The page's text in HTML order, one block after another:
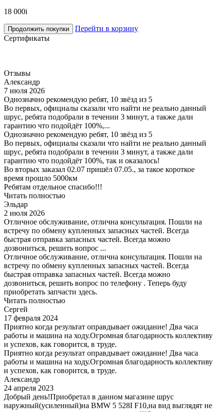
18 000i
Продолжить покупки
Перейти в корзину
Сертификаты
Отзывы
Александр
7 июля 2026
Однозначно рекомендую ребят, 10 звёзд из 5
Во первых, официалы сказали что найти не реально данный
шрус, ребята подобрали в течении 3 минут, а также дали
гарантию что подойдёт 100%,...
Однозначно рекомендую ребят, 10 звёзд из 5
Во первых, официалы сказали что найти не реально данный
шрус, ребята подобрали в течении 3 минут, а также дали
гарантию что подойдёт 100%, так и оказалось!
Во вторых заказал 02.07 пришёл 07.05., за такое короткое
время прошло 5000км
Ребятам отдельное спасибо!!!
Читать полностью
Эльдар
2 июля 2026
Отличное обслуживание, отлична консультация. Пошли на
встречу по обмену купленных запасных частей. Всегда
быстрая отправка запасных частей. Всегда можно
дозвониться, решить вопрос ...
Отличное обслуживание, отлична консультация. Пошли на
встречу по обмену купленных запасных частей. Всегда
быстрая отправка запасных частей. Всегда можно
дозвониться, решить вопрос по телефону . Теперь буду
приобретать запчасти здесь.
Читать полностью
Сергей
17 февраля 2024
Приятно когда результат оправдывает ожидание! Два часа
работы и машина на ходу.Огромная благодарность коллективу
и успехов, как говорится, в труде.
Приятно когда результат оправдывает ожидание! Два часа
работы и машина на ходу.Огромная благодарность коллективу
и успехов, как говорится, в труде.
Александр
24 апреля 2023
Добрый день!Приобретал в данном магазине шрус
наружный(усиленный)на BMW 5 528I F10,на вид выглядят не